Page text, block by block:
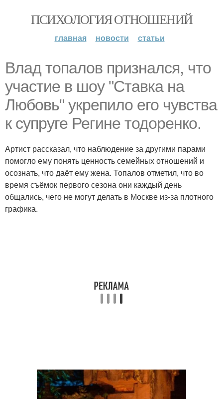
ПСИХОЛОГИЯ ОТНОШЕНИЙ
главная новости статьи
Влад топалов признался, что
участие в шоу "Ставка на
Любовь" укрепило его чувства
к супруге Регине тодоренко.
Артист рассказал, что наблюдение за другими парами
помогло ему понять ценность семейных отношений и
осознать, что даёт ему жена. Топалов отметил, что во
время съёмок первого сезона они каждый день
общались, чего не могут делать в Москве из-за плотного
графика.